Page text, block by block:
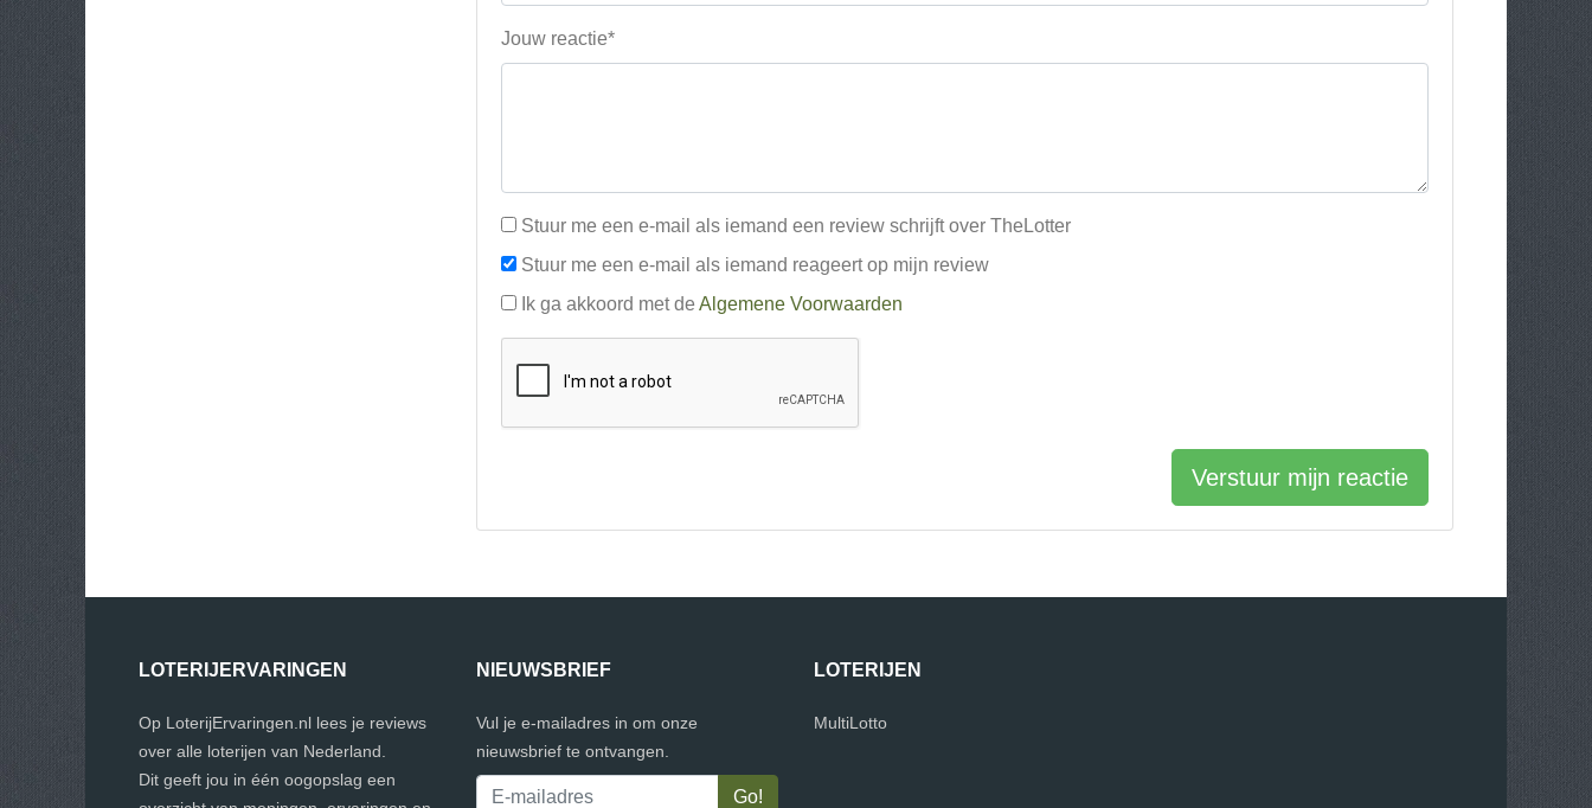
Jouw reactie*
Stuur me een e-mail als iemand een review schrijft over TheLotter
Stuur me een e-mail als iemand reageert op mijn review
Ik ga akkoord met de Algemene Voorwaarden
Verstuur mijn reactie
LOTERIJERVARINGEN
Op LoterijErvaringen.nl lees je reviews
over alle loterijen van Nederland.
Dit geeft jou in één oogopslag een
NIEUWSBRIEF
Vul je e-mailadres in om onze
nieuwsbrief te ontvangen.
LOTERIJEN
MultiLotto